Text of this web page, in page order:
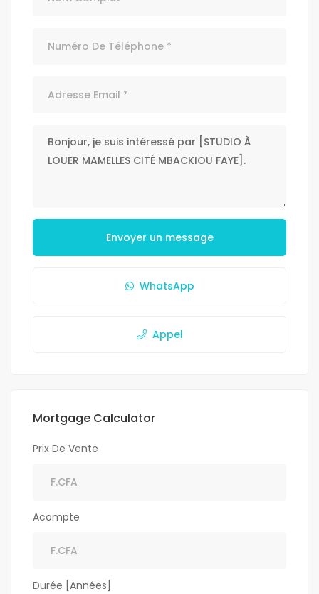
Envoyer un message
WhatsApp
Appel
Mortgage Calculator
Prix De Vente
Acompte
Durée [Années]